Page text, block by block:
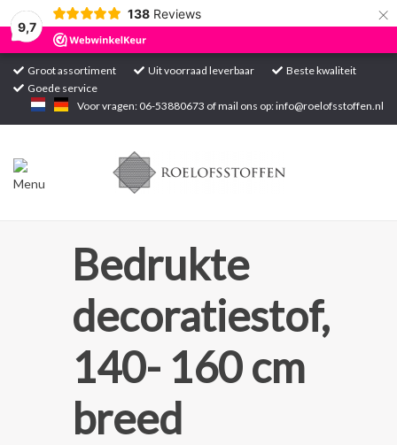
9,7
138 Reviews ×
Groot assortiment Uit voorraad leverbaar
Beste kwaliteit
Goede service
Voor vragen: 06-53880673 of mail ons op:info@roelofsstoffen.nl
Home
Bedrukte
decoratiestof,
140- 160 cm
breed